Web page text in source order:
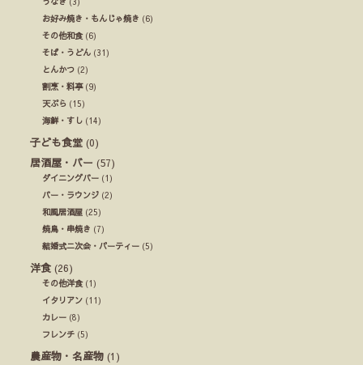
お好み焼き・もんじゃ焼き (6)
その他和食(6)
そば・うどん (31)
とんかつ (2)
割烹・料亭(9)
天ぷら (15)
海鮮・すし (14)
子ども食堂 (0)
居酒屋・バー (57)
ダイニングバー (1)
バー・ラウンジ (2)
和風居酒屋 (25)
焼鳥・串焼き (7)
結婚式ニ次会・パーティー (5)
洋食 (26)
その他洋食(1)
イタリアン (11)
カレー (8)
フレンチ (5)
農産物・名産物 (1)